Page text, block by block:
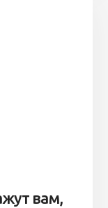
вам,